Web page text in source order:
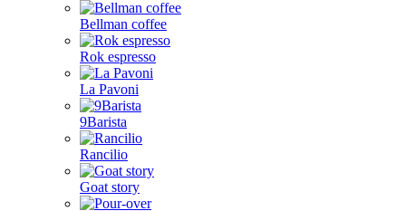
Bellman coffee
Rok espresso
La Pavoni
9Barista
Rancilio
Goat story